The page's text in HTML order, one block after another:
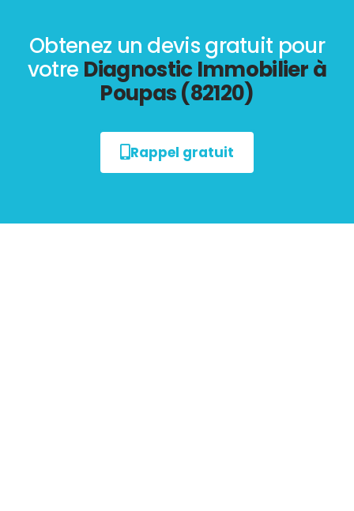
Obtenez un devis gratuit pour
votre Diagnostic Immobilier à
Poupas (82120)
Rappel gratuit